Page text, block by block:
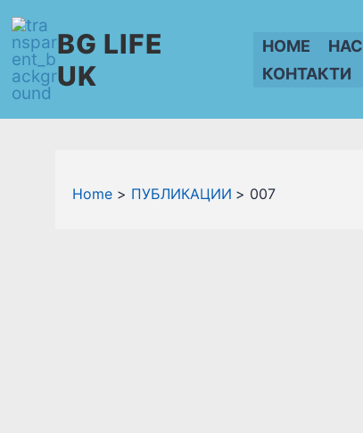
Skip
to
content
BG LIFE
UK
HOME НАС
КОНТАКТИ
Home ПУБЛИКАЦИИ 007